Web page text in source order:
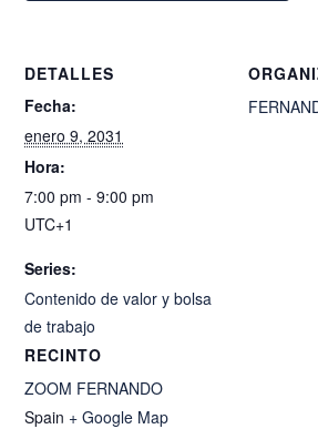
DETALLES
Fecha:
enero 9, 2031
Hora:
7:00 pm - 9:00 pm
UTC+1
Series:
Contenido de valor y bolsa
de trabajo
RECINTO
ZOOM FERNANDO
Spain + Google Map